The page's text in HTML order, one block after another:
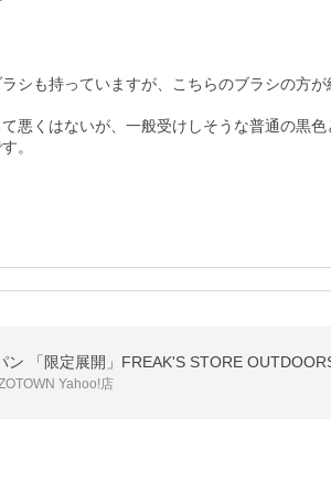
シも持っていますが、こちらのブラシの方
悪くはないが、一般受けしそうな普通の黒
。
ン 「限定展開」FREAK'S STORE
Yahoo!店